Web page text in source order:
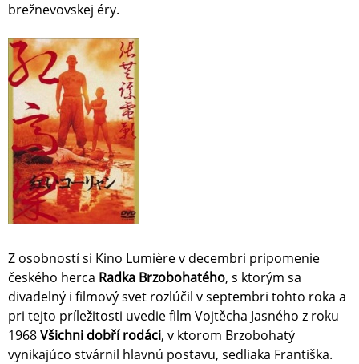
brežnevovskej éry.
Z osobností si Kino Lumière v decembri pripomenie
českého herca Radka Brzobohatého, s ktorým sa
divadelný i filmový svet rozlúčil v septembri tohto roka a
pri tejto príležitosti uvedie film Vojtěcha Jasného z roku
1968Všichni dobří rodáci, v ktorom Brzobohatý
vynikajúco stvárnil hlavnú postavu, sedliaka Františka.